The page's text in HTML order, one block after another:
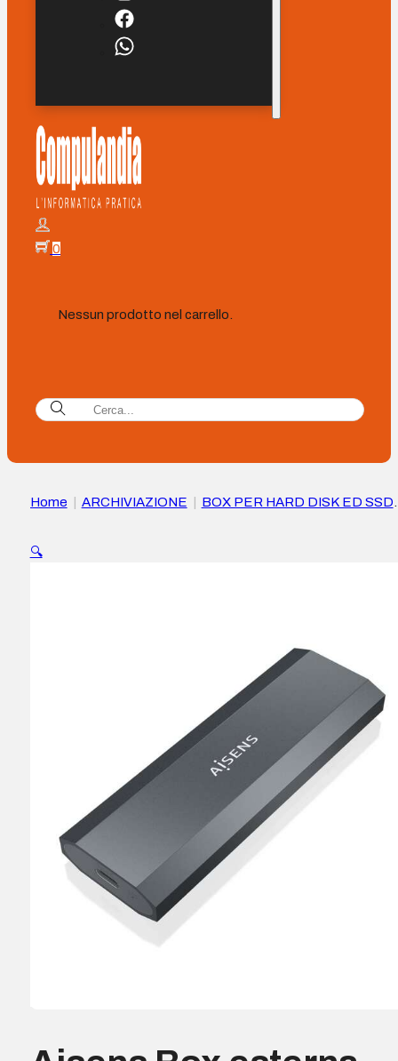
0
Nessun prodotto nel carrello.
Home ARCHIVIAZIONE
BOX PER HARD DISK ED SSD
USB3.2 Gen2
🔍